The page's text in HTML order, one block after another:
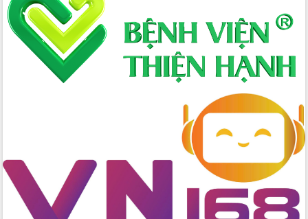
Chuyển đổi số 'mở đường' cho nông
nghiệp Đắk Lắk tăng trưởng bứt phá
Triển khai đồng bộ đo đạc, lập hồ sơ
địa chính, hoàn thiện cơ sở dữ liệu đất
Ứng dụng sinh trắc học - Bước tiến
Đắk Lắk đẩy mạnh nuôi biển công
nghệ, hướng tới phát triển thủy sản
bền vững
Tập huấn nâng cao năng lực triển khai